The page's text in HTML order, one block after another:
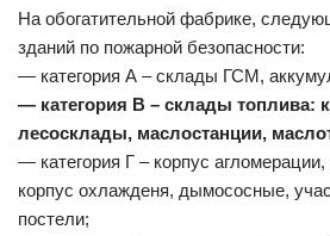
На обогатительной фабрике,
зданий по пожарной безопасности:
— категория А – склады ГСМ,
— категория В – склады топлива:
лесосклады, маслостанции,
— категория Г – корпус
корпус охлажденя, дымососные,
постели;